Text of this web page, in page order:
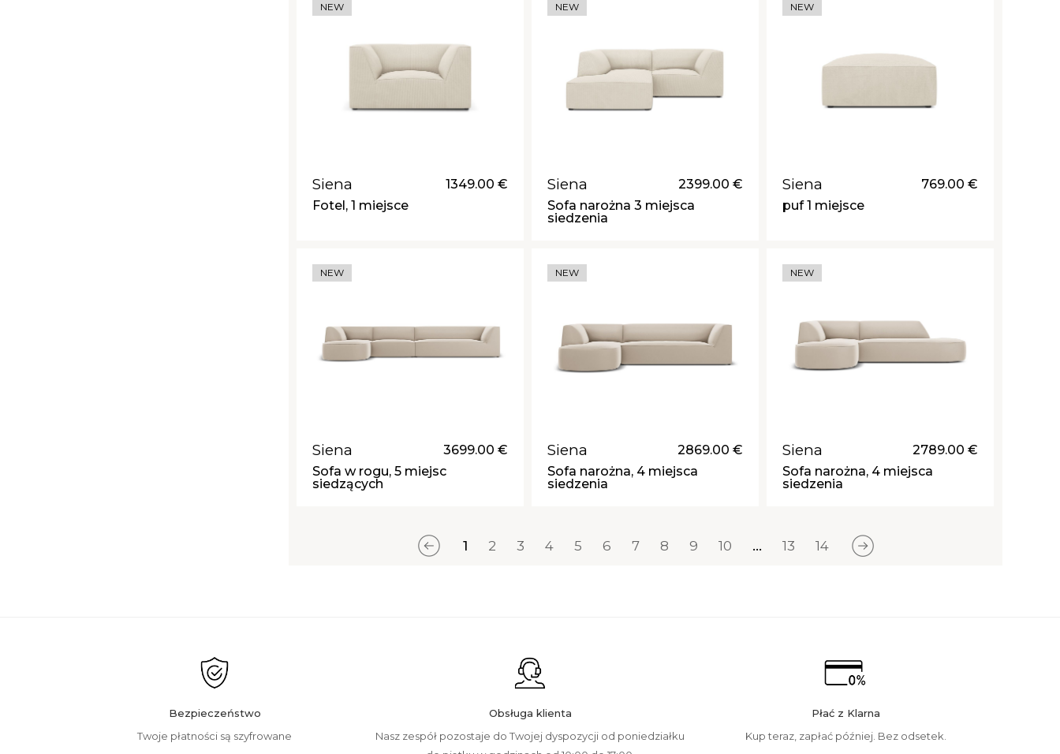
NEW
Siena
1349.00 €
Fotel, 1 miejsce
NEW
Siena
2399.00 €
Sofa narożna 3 miejsca
siedzenia
NEW
Siena
769.00 €
puf 1 miejsce
NEW
Siena
3699.00 €
Sofa w rogu, 5 miejsc
siedzących
NEW
Siena
2869.00 €
Sofa narożna, 4 miejsca
siedzenia
NEW
Siena
2789.00 €
Sofa narożna, 4 miejsca
siedzenia
1 2 3 4 5 6 7 8 9 10 ... 13 14
Bezpieczeństwo
Twoje płatności są szyfrowane
Obsługa klienta
Nasz zespół pozostaje do Twojej dyspozycji od poniedziałku
Płać z Klarna
Kup teraz, zapłać później. Bez odsetek.